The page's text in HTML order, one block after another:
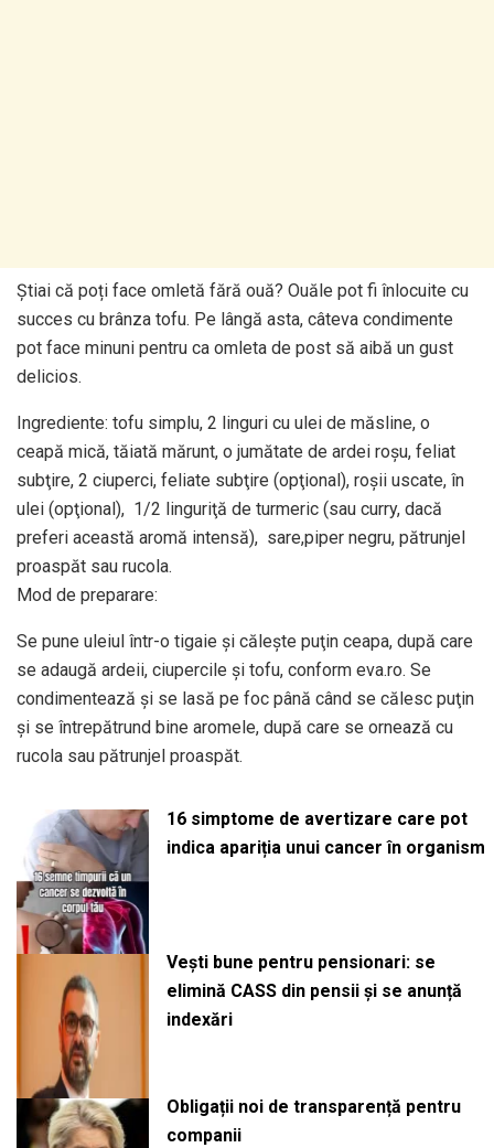
Știai că poți face omletă fără ouă? Ouăle pot fi înlocuite cu
succes cu brânza tofu. Pe lângă asta, câteva condimente
pot face minuni pentru ca omleta de post să aibă un gust
delicios.
Ingrediente: tofu simplu, 2 linguri cu ulei de măsline, o
ceapă mică, tăiată mărunt, o jumătate de ardei roşu, feliat
subţire, 2 ciuperci, feliate subţire (opţional), roşii uscate, în
ulei (opţional), 1/2 linguriţă de turmeric (sau curry, dacă
preferi această aromă intensă), sare,piper negru, pătrunjel
proaspăt sau rucola.
Mod de preparare:
Se pune uleiul într-o tigaie şi căleşte puţin ceapa, după care
se adaugă ardeii, ciupercile şi tofu, conform eva.ro. Se
condimentează şi se lasă pe foc până când se călesc puţin
şi se întrepătrund bine aromele, după care se ornează cu
rucola sau pătrunjel proaspăt.
16 simptome de avertizare care pot
indica apariția unui cancer în organism
Vești bune pentru pensionari: se
elimină CASS din pensii și se anunță
indexări
Obligații noi de transparență pentru
companii